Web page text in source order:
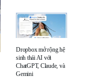
Dropbox mở rộng hệ
sinh thái AI với
ChatGPT, Claude, và
Gemini